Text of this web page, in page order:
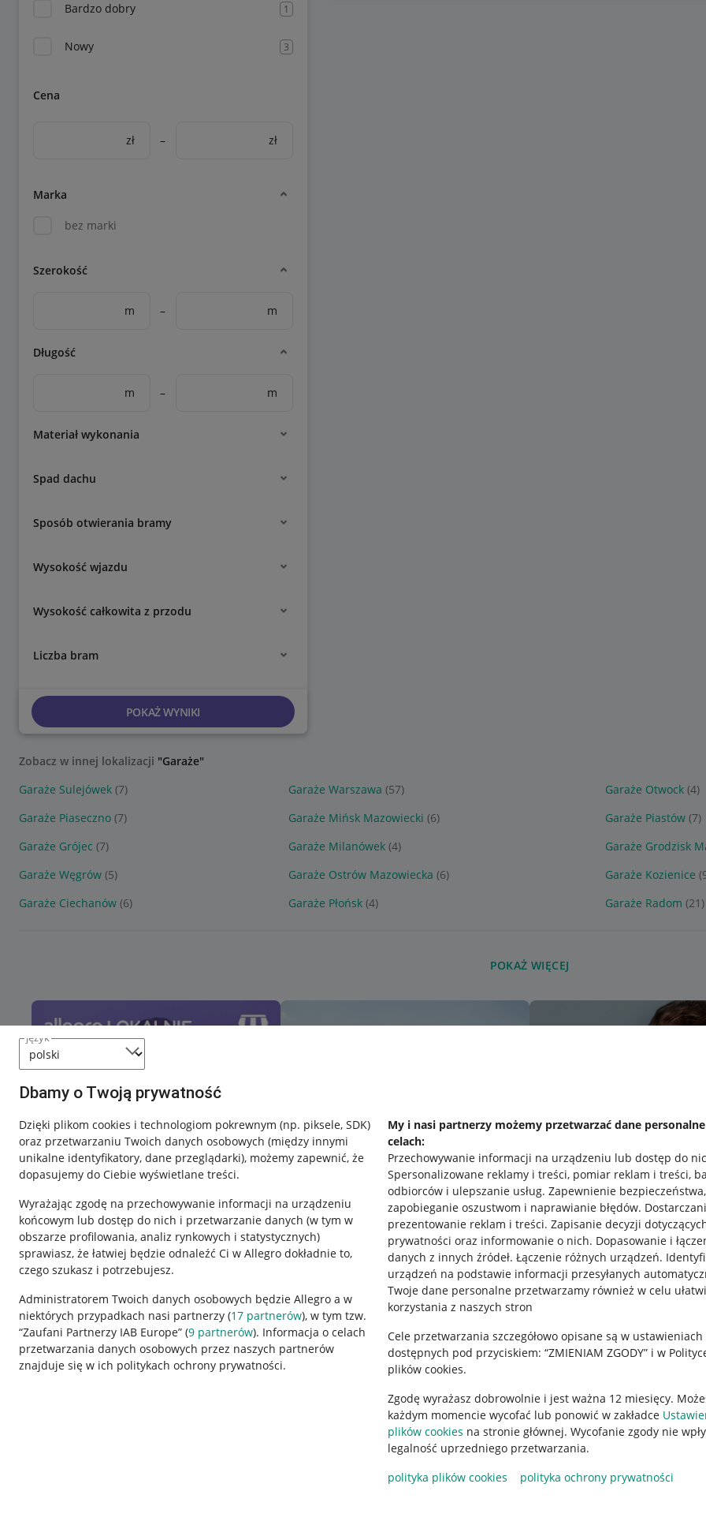
język
Dbamy o Twoją prywatność
Dzięki plikom cookies i technologiom pokrewnym (np. piksele, SDK)
oraz przetwarzaniu Twoich danych osobowych (między innymi
unikalne identyfikatory, dane przeglądarki), możemy zapewnić, że
dopasujemy do Ciebie wyświetlane treści.
Wyrażając zgodę na przechowywanie informacji na urządzeniu
końcowym lub dostęp do nich i przetwarzanie danych (w tym w
obszarze profilowania, analiz rynkowych i statystycznych)
sprawiasz, że łatwiej będzie odnaleźć Ci w Allegro dokładnie to,
czego szukasz i potrzebujesz.
Administratorem Twoich danych osobowych będzie Allegro a w
niektórych przypadkach nasi partnerzy (17 partnerów), w tym tzw.
“Zaufani Partnerzy IAB Europe” (9 partnerów). Informacja o celach
przetwarzania danych osobowych przez naszych partnerów
znajduje się w ich politykach ochrony prywatności.
My i nasi partnerzy możemy przetwarzać dane
celach:
Przechowywanie informacji na urządzeniu lub dostęp do
Spersonalizowane reklamy i treści, pomiar reklam i treści,
odbiorców i ulepszanie usług. Zapewnienie bezpieczeństwa,
zapobieganie oszustwom i naprawianie błędów.
prezentowanie reklam i treści. Zapisanie decyzji
prywatności oraz informowanie o nich. Dopasowanie i
danych z innych źródeł. Łączenie różnych urządzeń.
urządzeń na podstawie informacji przesyłanych
Twoje dane personalne przetwarzamy również w celu
korzystania z naszych stron
Cele przetwarzania szczegółowo opisane są w ustawieniach
dostępnych pod przyciskiem: “ZMIENIAM ZGODY” i w
plików cookies.
Zgodę wyrażasz dobrowolnie i jest ważna 12 miesięcy.
każdym momencie wycofać lub ponowić w zakładce
plików cookies na stronie głównej. Wycofanie zgody nie
legalność uprzedniego przetwarzania.
polityka plików cookies
polityka ochrony prywatności
Bardzo dobry 1
Nowy 3
Cena
zł – zł
Marka
bez marki
Szerokość
m – m
Długość
m – m
Materiał wykonania
Spad dachu
Sposób otwierania bramy
Wysokość wjazdu
Wysokość całkowita z przodu
Liczba bram
POKAŻ WYNIKI
Zobacz w innej lokalizacji "Garaże"
Garaże Sulejówek (7) Garaże Warszawa (57) Garaże Otwock (4)
Garaże Piaseczno (7) Garaże Mińsk Mazowiecki (6) Garaże Piastów (7)
Garaże Grójec (7) Garaże Milanówek (4) Garaże Grodzisk
Garaże Węgrów (5) Garaże Ostrów Mazowiecka (6) Garaże Kozienice
Garaże Ciechanów (6) Garaże Płońsk (4) Garaże Radom (21)
POKAŻ WIĘCEJ
Przydatne informacje
Jak to działa
Napisz do nas
Allegro Gadane dla sprzedających
Regulamin
Polityka plików "cookies"
Ustawienia plików "cookies"
Udostępnianie lokalizacji
Informacje dla Aktu o Usługach Cyfrowych
Pobierz aplikację